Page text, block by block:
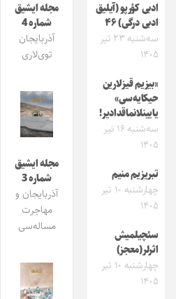
ادبی کؤرپو (آیلیق
ادبی درگی) ۴۶
سه‌شنبه ۲۳ تیر
۱۴۰۵
«بیزیم قیزلارین
حیکایه‌سی»
یایینلانماقدادیر!
سه‌شنبه ۱۶ تیر
۱۴۰۵
تبریزیم منیم
چهارشنبه ۱۰ تیر
۱۴۰۵
سئچیلمیش
اثرلر(معجز)
چهارشنبه ۱۰ تیر
۱۴۰۵
مجله ایشیق
شماره 4
آذربایجان
توی‌لاری
مجله ایشیق
شماره 3
آذربایجان و
مهاجرت
مساله‌سی